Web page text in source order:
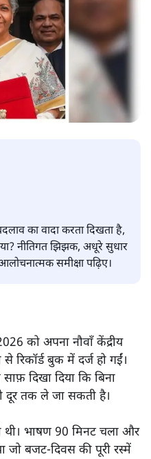
का वादा करता दिखता है,
नीतिगत झिझक, अधूरे सुधार
समीक्षा पढ़िए।
को अपना नौवाँ केंद्रीय
बुक में दर्ज हो गईं।
दिखा दिया कि बिना
दूर तक ले जा सकती है।
थी। भाषण 90 मिनट चला और
जो बजट‑दिवस की पूरी रस्में